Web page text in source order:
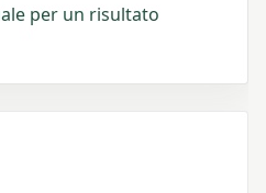
per un risultato